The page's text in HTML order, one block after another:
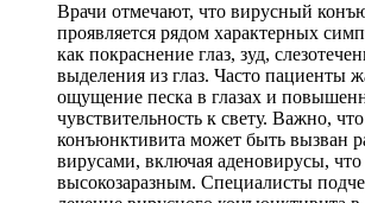
Врачи отмечают, что вирусный
проявляется рядом характерных
как покраснение глаз, зуд,
выделения из глаз. Часто пациенты
ощущение песка в глазах и
чувствительность к свету. Важно,
конъюнктивита может быть вызван
вирусами, включая аденовирусы, что
высокозаразным. Специалисты